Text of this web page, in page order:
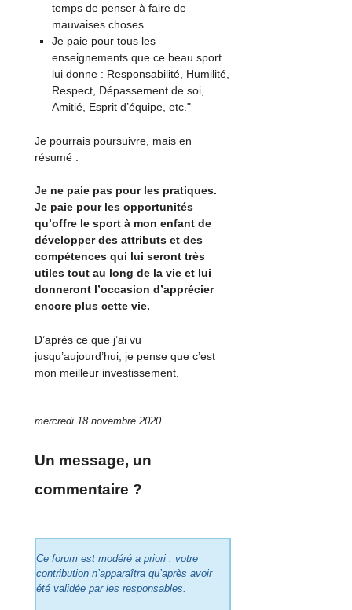
temps de penser à faire de
mauvaises choses.
Je paie pour tous les
enseignements que ce beau sport
lui donne : Responsabilité, Humilité,
Respect, Dépassement de soi,
Amitié, Esprit d’équipe, etc."
Je pourrais poursuivre, mais en
résumé :
Je ne paie pas pour les pratiques.
Je paie pour les opportunités
qu’offre le sport à mon enfant de
développer des attributs et des
compétences qui lui seront très
utiles tout au long de la vie et lui
donneront l’occasion d’apprécier
encore plus cette vie.
D’après ce que j’ai vu
jusqu’aujourd’hui, je pense que c’est
mon meilleur investissement.
mercredi 18 novembre 2020
Un message, un
commentaire ?
Ce forum est modéré a priori : votre
contribution n’apparaîtra qu’après avoir
été validée par les responsables.